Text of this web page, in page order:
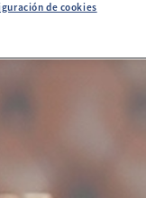
de cookies